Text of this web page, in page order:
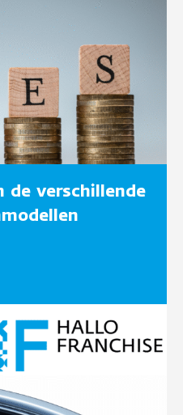
de verschillende